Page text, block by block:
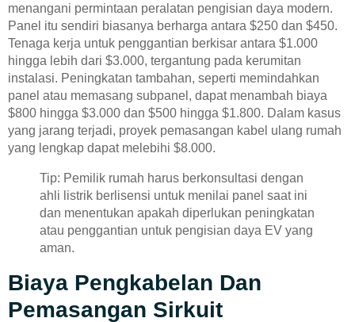
menangani permintaan peralatan pengisian daya modern.
Panel itu sendiri biasanya berharga antara $250 dan $450.
Tenaga kerja untuk penggantian berkisar antara $1.000
hingga lebih dari $3.000, tergantung pada kerumitan
instalasi. Peningkatan tambahan, seperti memindahkan
panel atau memasang subpanel, dapat menambah biaya
$800 hingga $3.000 dan $500 hingga $1.800. Dalam kasus
yang jarang terjadi, proyek pemasangan kabel ulang rumah
yang lengkap dapat melebihi $8.000.
Tip: Pemilik rumah harus berkonsultasi dengan
ahli listrik berlisensi untuk menilai panel saat ini
dan menentukan apakah diperlukan peningkatan
atau penggantian untuk pengisian daya EV yang
aman.
Biaya Pengkabelan Dan
Pemasangan Sirkuit